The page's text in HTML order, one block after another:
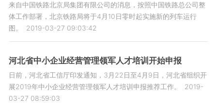
来自中国铁路北京局集团有限公司的消息，按照中国铁路总公司整
体工作部署，北京铁路局将于4月10日零时起实施新的列车运行
图。
2019-03-27 09:03:42
河北省中小企业经营管理领军人才培训开始申报
日前，河北省工信厅印发通知，3月22日至4月9日，河北省组织开
展2019年中小企业经营管理领军人才培训申报推荐工作。
2019-
03-27 08:59:03